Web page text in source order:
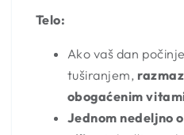
Telo:
Ako vaš dan počinje
tuširanjem,
obogaćenim
Jednom nedeljno